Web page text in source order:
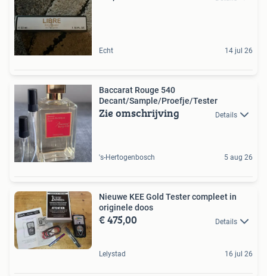
Echt 14 jul 26
Baccarat Rouge 540
Decant/Sample/Proefje/Tester
Zie omschrijving Details
's-Hertogenbosch 5 aug 26
Nieuwe KEE Gold Tester compleet in
originele doos
€ 475,00 Details
Lelystad 16 jul 26